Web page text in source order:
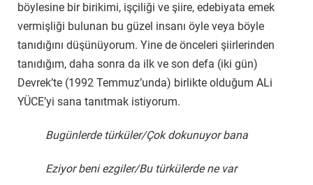
böylesine bir birikimi, işçiliği ve şiire, edebiyata emek
vermişliği bulunan bu güzel insanı öyle veya böyle
tanıdığını düşünüyorum. Yine de önceleri şiirlerinden
tanıdığım, daha sonra da ilk ve son defa (iki gün)
Devrek’te (1992 Temmuz’unda) birlikte olduğum ALi
YÜCE’yi sana tanıtmak istiyorum.
Bugünlerde türküler/Çok dokunuyor bana
Eziyor beni ezgiler/Bu türkülerde ne var